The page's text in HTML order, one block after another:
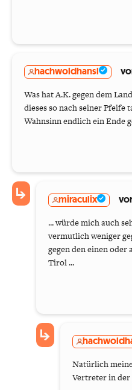
hachwoldhansl
Was hat A.K. gegen dem
dieses so nach seiner Pfeife
Wahnsinn endlich ein Ende
miraculix
... würde mich auch
vermutlich weniger
gegen den einen oder
Tirol ...
Natürlich
Vertreter in der